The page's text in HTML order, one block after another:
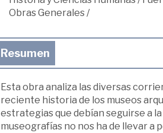
Obras Generales/
Resumen
Esta obra analiza las diversas
reciente historia de los museos
estrategias que debían seguirse a
museografías no nos ha de llevar a